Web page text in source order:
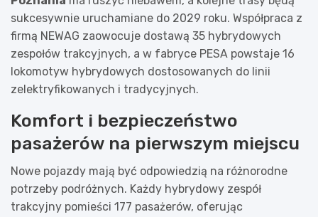
sukcesywnie uruchamiane do 2029 roku. Współpraca z
firmą NEWAG zaowocuje dostawą 35 hybrydowych
zespołów trakcyjnych, a w fabryce PESA powstaje 16
lokomotyw hybrydowych dostosowanych do linii
zelektryfikowanych i tradycyjnych.
Komfort i bezpieczeństwo
pasażerów na pierwszym miejscu
Nowe pojazdy mają być odpowiedzią na różnorodne
potrzeby podróżnych. Każdy hybrydowy zespół
trakcyjny pomieści 177 pasażerów, oferując